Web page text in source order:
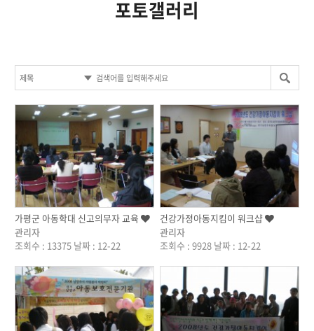
포토갤러리
가평군 아동학대 신고의무자 교육
작성자
관리자
조회수 : 13375 날짜 : 12-22
건강가정아동지킴이 워크샵
작성자
관리자
조회수 : 9928 날짜 : 12-22
작성자 작성자